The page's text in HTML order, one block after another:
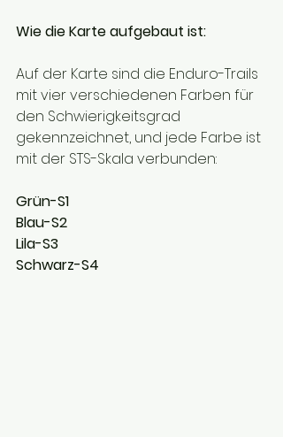
Wie die Karte aufgebaut ist:
Auf der Karte sind die Enduro-Trails
mit vier verschiedenen Farben für
den Schwierigkeitsgrad
gekennzeichnet, und jede Farbe ist
mit der STS-Skala verbunden:
Grün-S1
Blau-S2
Lila-S3
Schwarz-S4